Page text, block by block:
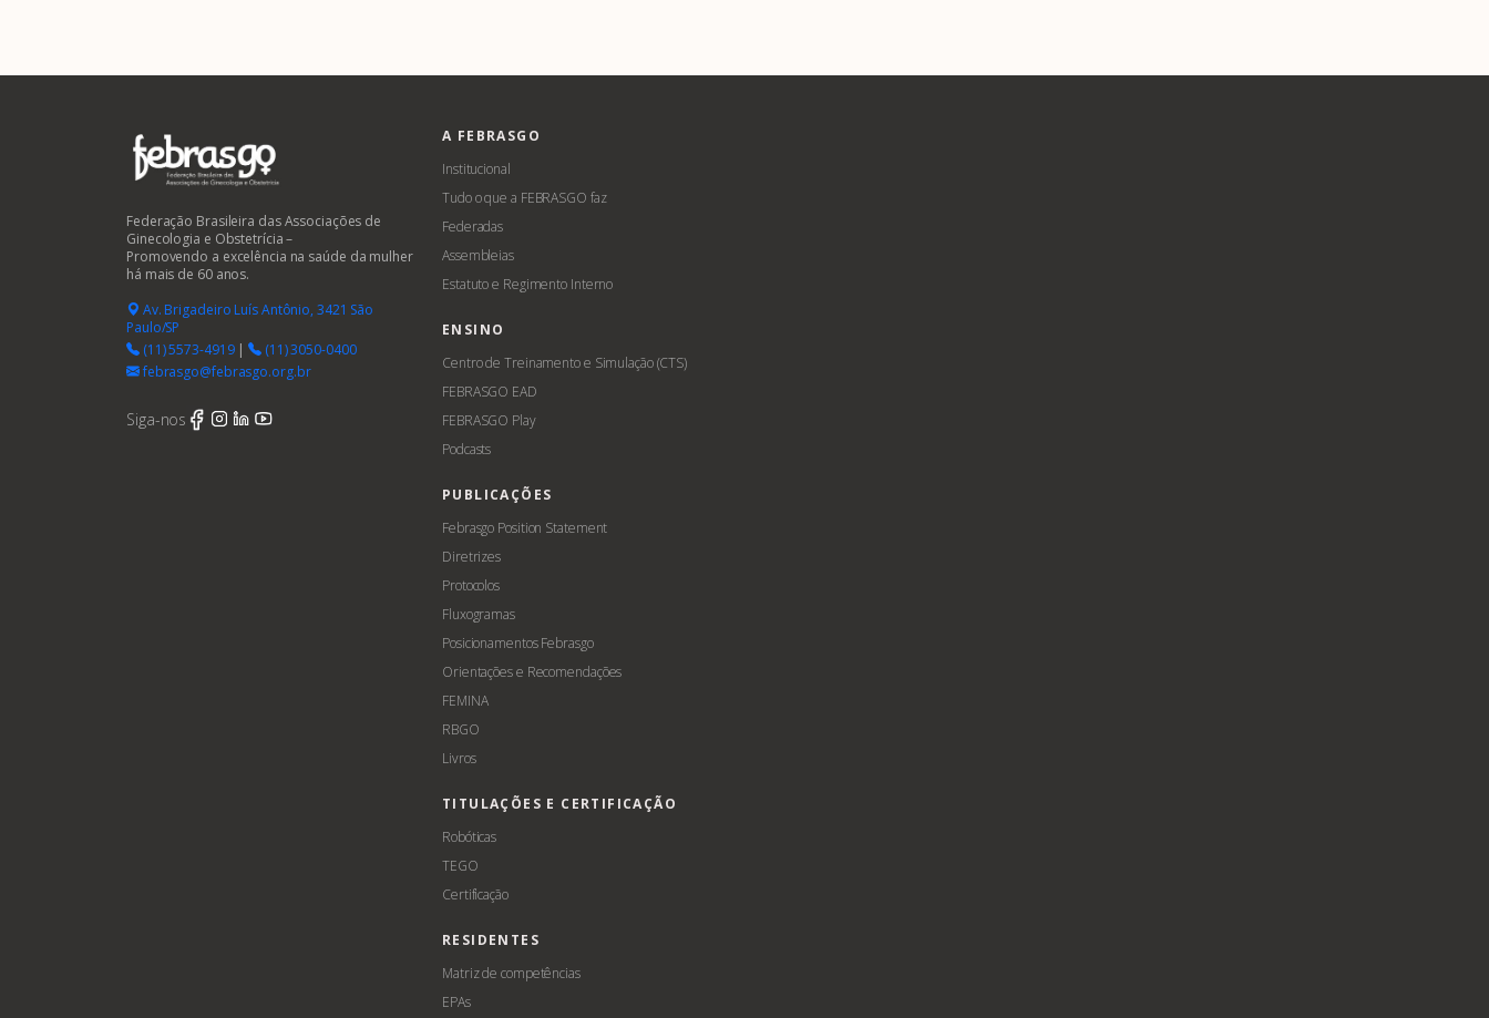
Federação Brasileira das Associações de
Ginecologia e Obstetrícia –
Promovendo a excelência na saúde da mulher
há mais de 60 anos.
Av. Brigadeiro Luís Antônio, 3421 São
Paulo/SP
(11) 5573-4919|
(11) 3050-0400
febrasgo@febrasgo.org.br
Siga-nos
A FEBRASGO
Institucional
Tudo o que a FEBRASGO faz
Federadas
Assembleias
Estatuto e Regimento Interno
ENSINO
Centro de Treinamento e Simulação (CTS)
FEBRASGO EAD
FEBRASGO Play
Podcasts
PUBLICAÇÕES
Febrasgo Position Statement
Diretrizes
Protocolos
Fluxogramas
Posicionamentos Febrasgo
Orientações e Recomendações
FEMINA
RBGO
Livros
TITULAÇÕES E CERTIFICAÇÃO
Robóticas
TEGO
Certificação
RESIDENTES
Matriz de competências
EPAs